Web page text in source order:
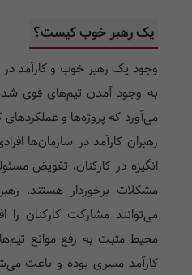
یک رهبر خوب کیست؟
وجود یک رهبر خوب و کارآمد
به وجود آمدن تیم‌های قوی
می‌آورد که پروژه‌ها و
رهبران کارآمد در سازمان‌ها
انگیزه در کارکنان، تفویض
مشکلات برخوردار هستند.
می‌توانند مشارکت کارکنان
محیط مثبت به رفع موانع
کارآمد مسری بوده و باعث